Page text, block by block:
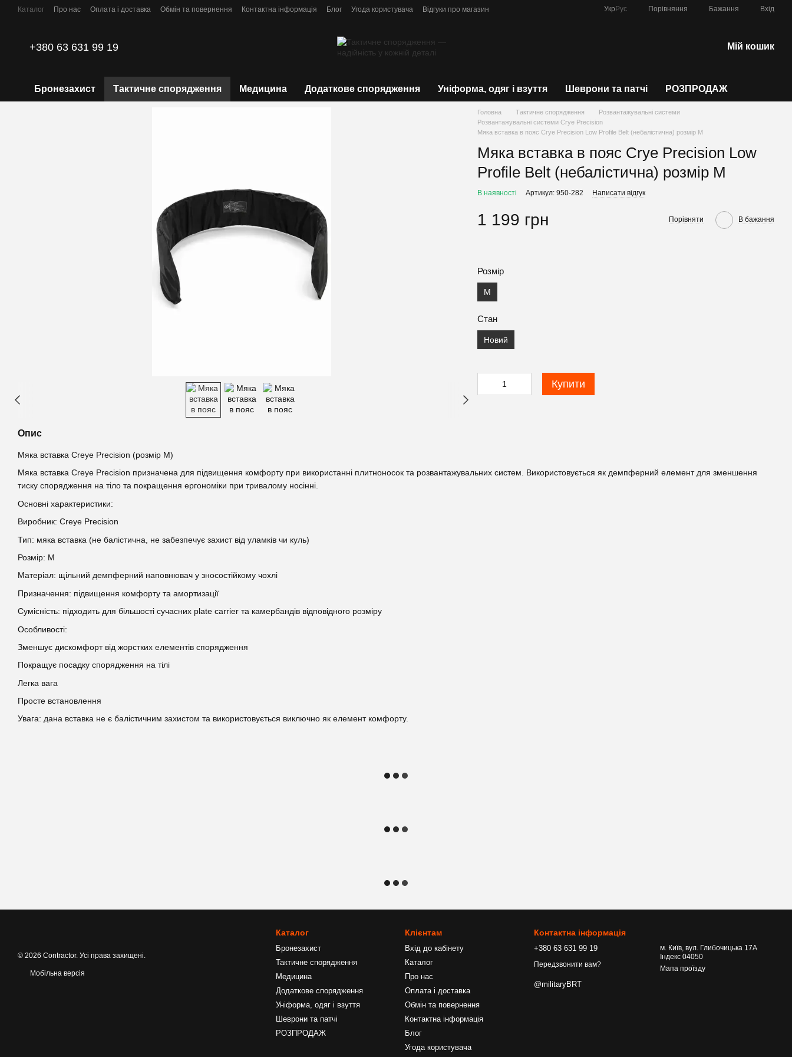
Перейти до основного контенту
Каталог Про нас Оплата і доставка Обмін та повернення Контактна інформація Блог Угода користувача
Відгуки про магазин
Укр Рус Порівняння Бажання Вхід
+380 63 631 99 19 Мій кошик
Бронезахист Тактичне спорядження Медицина Додаткове спорядження Уніформа, одяг і взуття Шеврони та патчі РОЗПРОДАЖ
Головна Тактичне спорядження
Розвантажувальні системи
Розвантажувальні системи Crye Precision
Мяка вставка в пояс Crye Precision Low Profile Belt (небалістична) розмір M
Мяка вставка в пояс Crye Precision Low
Profile Belt (небалістична) розмір M
В наявності Артикул: 950-282 Написати відгук
1 199 грн Порівняти В бажання
Розмір
M
Стан
Новий
Купити
Опис
Мяка вставка Creye Precision (розмір M)
Мяка вставка Creye Precision призначена для підвищення комфорту при використанні плитноносок та розвантажувальних систем. Використовується як демпферний елемент для зменшення
тиску спорядження на тіло та покращення ергономіки при тривалому носінні.
Основні характеристики:
Виробник: Creye Precision
Тип: мяка вставка (не балістична, не забезпечує захист від уламків чи куль)
Розмір: M
Матеріал: щільний демпферний наповнювач у зносостійкому чохлі
Призначення: підвищення комфорту та амортизації
Сумісність: підходить для більшості сучасних plate carrier та камербандів відповідного розміру
Особливості:
Зменшує дискомфорт від жорстких елементів спорядження
Покращує посадку спорядження на тілі
Легка вага
Просте встановлення
Увага: дана вставка не є балістичним захистом та використовується виключно як елемент комфорту.
© 2026 Contractor. Усі права захищені.
Мобільна версія
Каталог
Бронезахист
Тактичне спорядження
Медицина
Додаткове спорядження
Уніформа, одяг і взуття
Шеврони та патчі
РОЗПРОДАЖ
Клієнтам
Вхід до кабінету
Каталог
Про нас
Оплата і доставка
Обмін та повернення
Контактна інформація
Блог
Угода користувача
Контактна інформація
+380 63 631 99 19
Передзвонити вам?
@militaryBRT
м. Київ, вул. Глибочицька 17А
Індекс 04050
Мапа проїзду